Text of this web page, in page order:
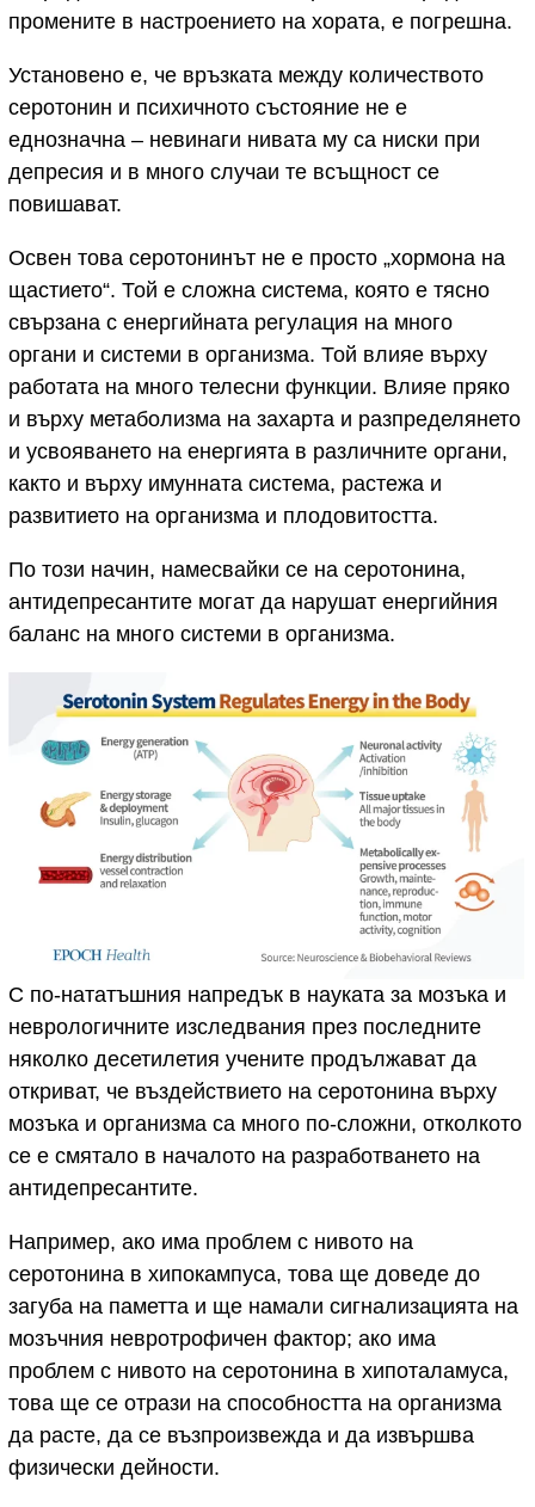
промените в настроението на хората, е погрешна.
Установено е, че връзката между количеството
серотонин и психичното състояние не е
еднозначна – невинаги нивата му са ниски при
депресия и в много случаи те всъщност се
повишават.
Освен това серотонинът не е просто „хормона на
щастието“. Той е сложна система, която е тясно
свързана с енергийната регулация на много
органи и системи в организма. Той влияе върху
работата на много телесни функции. Влияе пряко
и върху метаболизма на захарта и разпределянето
и усвояването на енергията в различните органи,
както и върху имунната система, растежа и
развитието на организма и плодовитостта.
По този начин, намесвайки се на серотонина,
антидепресантите могат да нарушат енергийния
баланс на много системи в организма.
С по-нататъшния напредък в науката за мозъка и
неврологичните изследвания през последните
няколко десетилетия учените продължават да
откриват, че въздействието на серотонина върху
мозъка и организма са много по-сложни, отколкото
се е смятало в началото на разработването на
антидепресантите.
Например, ако има проблем с нивото на
серотонина в хипокампуса, това ще доведе до
загуба на паметта и ще намали сигнализацията на
мозъчния невротрофичен фактор; ако има
проблем с нивото на серотонина в хипоталамуса,
това ще се отрази на способността на организма
да расте, да се възпроизвежда и да извършва
физически дейности.